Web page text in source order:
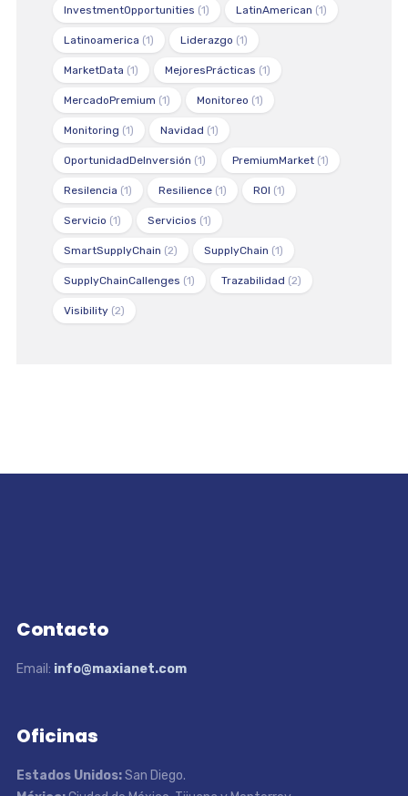
InvestmentOpportunities (1) LatinAmerican (1)
Latinoamerica (1) Liderazgo (1)
MarketData (1) MejoresPrácticas (1)
MercadoPremium (1) Monitoreo (1)
Monitoring (1) Navidad (1)
OportunidadDeInversión (1) PremiumMarket(1)
Resilencia (1) Resilience(1) ROI (1)
Servicio (1) Servicios (1)
SmartSupplyChain (2) SupplyChain (1)
SupplyChainCallenges (1) Trazabilidad (2)
Visibility(2)
Contacto
Email: info@maxianet.com
Oficinas
Estados Unidos:San Diego.